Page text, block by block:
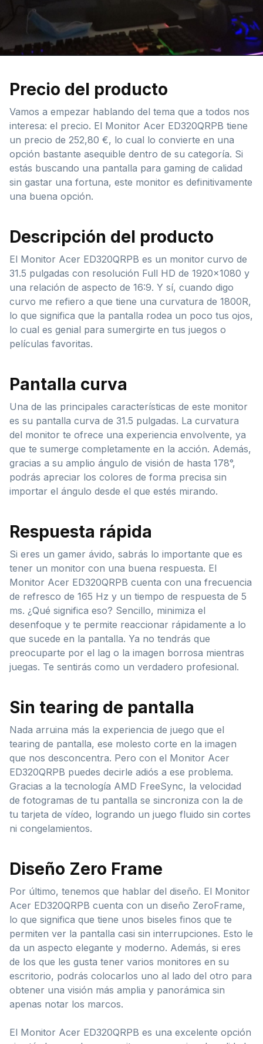
Precio del producto
Vamos a empezar hablando del tema que a todos nos
interesa: el precio. El Monitor Acer ED320QRPB tiene
un precio de 252,80 €, lo cual lo convierte en una
opción bastante asequible dentro de su categoría. Si
estás buscando una pantalla para gaming de calidad
sin gastar una fortuna, este monitor es definitivamente
una buena opción.
Descripción del producto
El Monitor Acer ED320QRPB es un monitor curvo de
31.5 pulgadas con resolución Full HD de 1920×1080 y
una relación de aspecto de 16:9. Y sí, cuando digo
curvo me refiero a que tiene una curvatura de 1800R,
lo que significa que la pantalla rodea un poco tus ojos,
lo cual es genial para sumergirte en tus juegos o
películas favoritas.
Pantalla curva
Una de las principales características de este monitor
es su pantalla curva de 31.5 pulgadas. La curvatura
del monitor te ofrece una experiencia envolvente, ya
que te sumerge completamente en la acción. Además,
gracias a su amplio ángulo de visión de hasta 178°,
podrás apreciar los colores de forma precisa sin
importar el ángulo desde el que estés mirando.
Respuesta rápida
Si eres un gamer ávido, sabrás lo importante que es
tener un monitor con una buena respuesta. El
Monitor Acer ED320QRPB cuenta con una frecuencia
de refresco de 165 Hz y un tiempo de respuesta de 5
ms. ¿Qué significa eso? Sencillo, minimiza el
desenfoque y te permite reaccionar rápidamente a lo
que sucede en la pantalla. Ya no tendrás que
preocuparte por el lag o la imagen borrosa mientras
juegas. Te sentirás como un verdadero profesional.
Sin tearing de pantalla
Nada arruina más la experiencia de juego que el
tearing de pantalla, ese molesto corte en la imagen
que nos desconcentra. Pero con el Monitor Acer
ED320QRPB puedes decirle adiós a ese problema.
Gracias a la tecnología AMD FreeSync, la velocidad
de fotogramas de tu pantalla se sincroniza con la de
tu tarjeta de vídeo, logrando un juego fluido sin cortes
ni congelamientos.
Diseño Zero Frame
Por último, tenemos que hablar del diseño. El Monitor
Acer ED320QRPB cuenta con un diseño ZeroFrame,
lo que significa que tiene unos biseles finos que te
permiten ver la pantalla casi sin interrupciones. Esto le
da un aspecto elegante y moderno. Además, si eres
de los que les gusta tener varios monitores en su
escritorio, podrás colocarlos uno al lado del otro para
obtener una visión más amplia y panorámica sin
apenas notar los marcos.
El Monitor Acer ED320QRPB es una excelente opción